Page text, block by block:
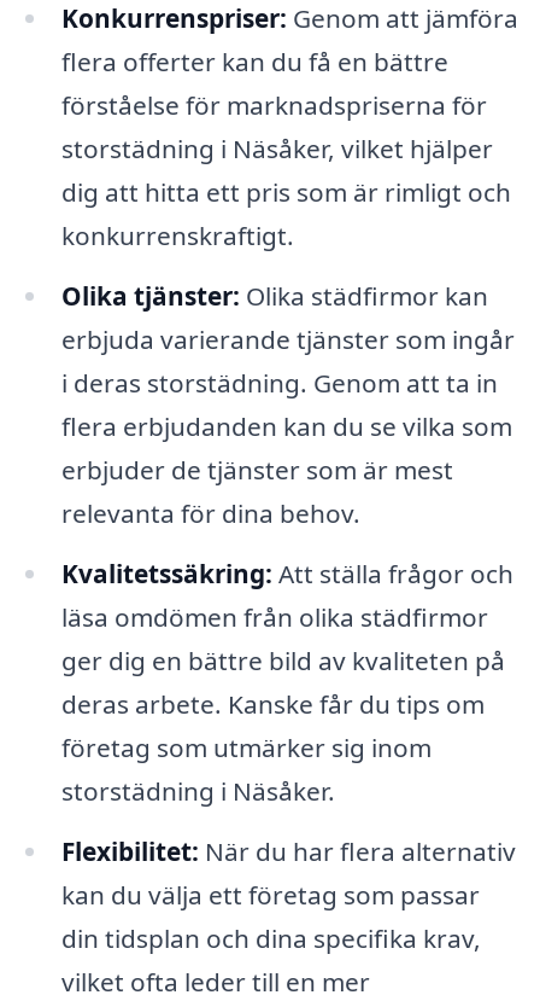
Konkurrenspriser: Genom att jämföra
flera offerter kan du få en bättre
förståelse för marknadspriserna för
storstädning i Näsåker, vilket hjälper
dig att hitta ett pris som är rimligt och
konkurrenskraftigt.
Olika tjänster: Olika städfirmor kan
erbjuda varierande tjänster som ingår
i deras storstädning. Genom att ta in
flera erbjudanden kan du se vilka som
erbjuder de tjänster som är mest
relevanta för dina behov.
Kvalitetssäkring: Att ställa frågor och
läsa omdömen från olika städfirmor
ger dig en bättre bild av kvaliteten på
deras arbete. Kanske får du tips om
företag som utmärker sig inom
storstädning i Näsåker.
Flexibilitet: När du har flera alternativ
kan du välja ett företag som passar
din tidsplan och dina specifika krav,
vilket ofta leder till en mer